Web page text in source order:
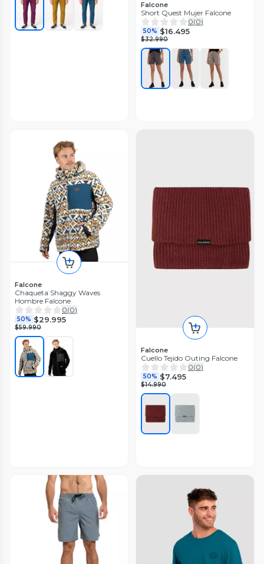
Falcone
Short Quest Mujer Falcone
0(0)
50% $16.495
$32.990
Falcone
Chaqueta Shaggy Waves
Hombre Falcone
0(0)
50% $29.995
$59.990
Falcone
Cuello Tejido Outing Falcone
0(0)
50% $7.495
$14.990